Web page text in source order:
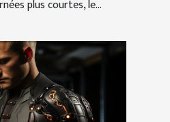
plus courtes, le...